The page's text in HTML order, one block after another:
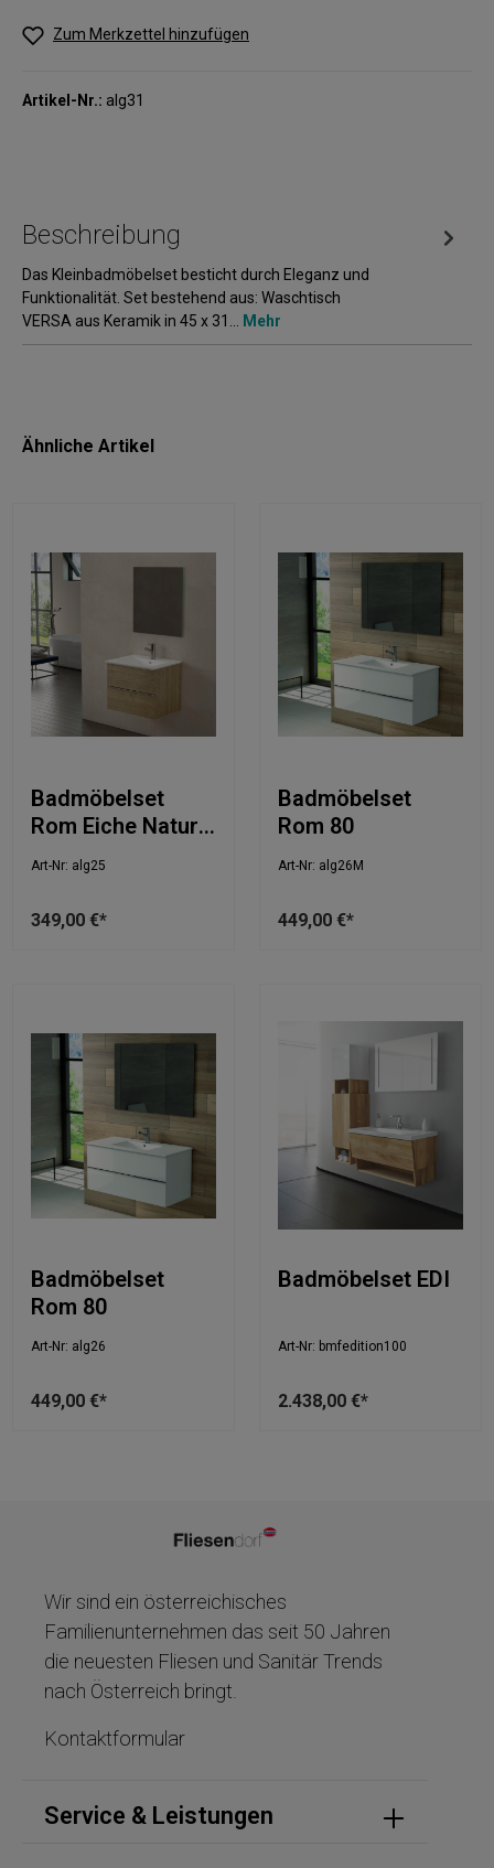
Zum Merkzettel hinzufügen
Artikel-Nr.: alg31
Beschreibung
Das Kleinbadmöbelset besticht durch Eleganz und
Funktionalität. Set bestehend aus: Waschtisch
VERSA aus Keramik in 45 x 31… Mehr
Ähnliche Artikel
Badmöbelset
Rom Eiche Natur
60
Art-Nr: alg25
349,00 €*
Badmöbelset
Rom 80
Art-Nr: alg26M
449,00 €*
Badmöbelset
Rom 80
Art-Nr: alg26
449,00 €*
Badmöbelset EDI
Art-Nr: bmfedition100
2.438,00 €*
Wir sind ein österreichisches
Familienunternehmen das seit 50 Jahren
die neuesten Fliesen und Sanitär Trends
nach Österreich bringt.
Kontaktformular
Service & Leistungen